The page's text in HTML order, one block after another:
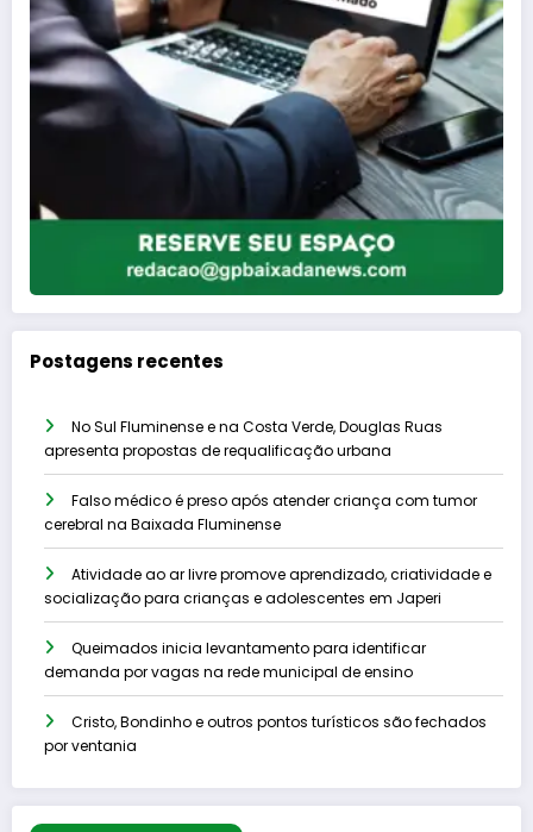
Postagens recentes
No Sul Fluminense e na Costa Verde, Douglas Ruas
apresenta propostas de requalificação urbana
Falso médico é preso após atender criança com tumor
cerebral na Baixada Fluminense
Atividade ao ar livre promove aprendizado, criatividade e
socialização para crianças e adolescentes em Japeri
Queimados inicia levantamento para identificar
demanda por vagas na rede municipal de ensino
Cristo, Bondinho e outros pontos turísticos são fechados
por ventania